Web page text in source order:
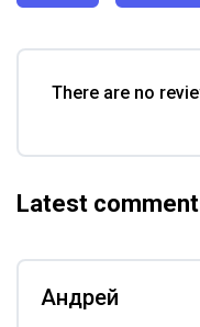
There are no
Latest
Андрей